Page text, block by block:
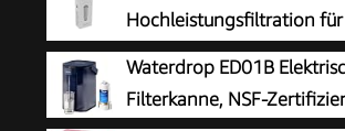
Hochleistungsfiltration für
kompromisslos reines
und optimalen Geschmack,
Lebensdauer, reduziert
Waterdrop ED01B
Filterkanne, NSF-